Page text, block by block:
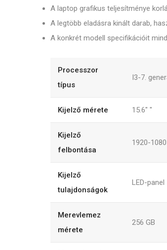
A laptop grafikus teljesítménye
A legtöbb eladásra kinált darab,
A konkrét modell specifikációit
Processzor
típus
I3-7.
Kijelző mérete 15.6" "
Kijelző
felbontása
1920-1080
Kijelző
tulajdonságok
LED-panel
Merevlemez
mérete
256 GB